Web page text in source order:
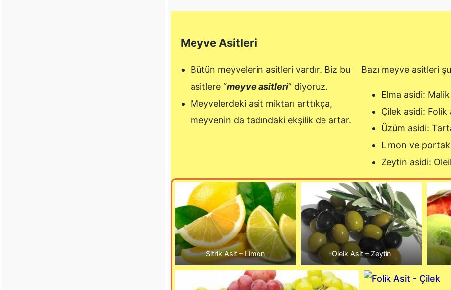
Meyve Asitleri
Bütün meyvelerin asitleri vardır. Biz bu
asitlere “meyve asitleri” diyoruz.
Meyvelerdeki asit miktarı arttıkça,
meyvenin da tadındaki ekşilik de artar.
Bazı meyve asitleri
Elma asidi:
Çilek asidi: Folik
Üzüm asidi:
Limon ve
Zeytin asidi:
Sitrik Asit – Limon Oleik Asit – Zeytin